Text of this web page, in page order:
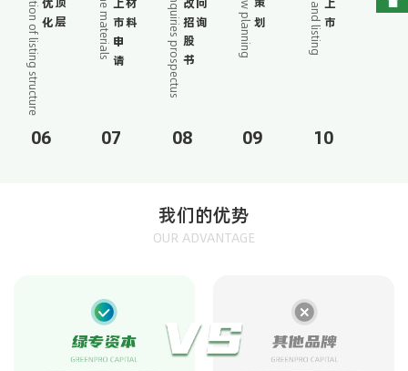
Optimization of listing structure
06 07 08 09 10
我们的优势
OUR ADVANTAGE